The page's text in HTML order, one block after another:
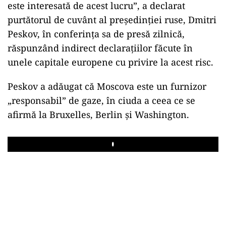
este interesată de acest lucru”, a declarat
purtătorul de cuvânt al președinției ruse, Dmitri
Peskov, în conferința sa de presă zilnică,
răspunzând indirect declarațiilor făcute în
unele capitale europene cu privire la acest risc.
Peskov a adăugat că Moscova este un furnizor
„responsabil” de gaze, în ciuda a ceea ce se
afirmă la Bruxelles, Berlin și Washington.
Play